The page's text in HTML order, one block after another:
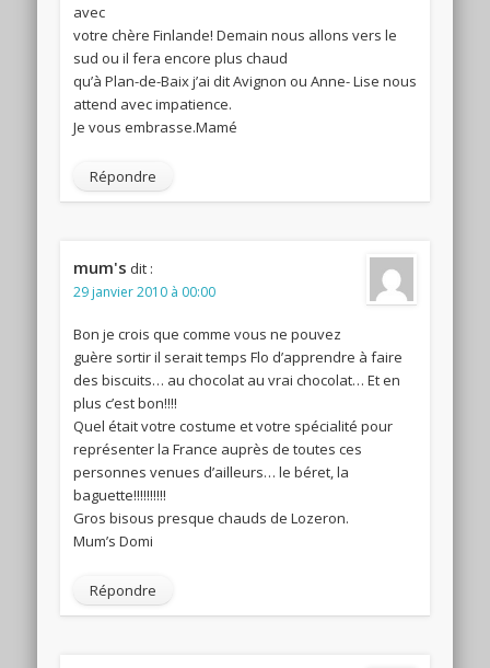
avec
votre chère Finlande! Demain nous allons vers le
sud ou il fera encore plus chaud
qu’à Plan-de-Baix j’ai dit Avignon ou Anne- Lise nous
attend avec impatience.
Je vous embrasse.Mamé
Répondre
mum's dit :
29 janvier 2010 à 00:00
Bon je crois que comme vous ne pouvez
guère sortir il serait temps Flo d’apprendre à faire
des biscuits… au chocolat au vrai chocolat… Et en
plus c’est bon!!!!
Quel était votre costume et votre spécialité pour
représenter la France auprès de toutes ces
personnes venues d’ailleurs… le béret, la
baguette!!!!!!!!!!
Gros bisous presque chauds de Lozeron.
Mum’s Domi
Répondre